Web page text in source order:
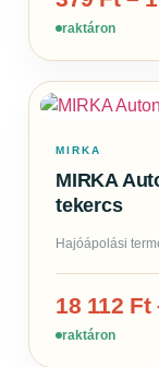
raktáron
MIRKA
MIRKA
tekercs
Hajóápolási
18 112 Ft
raktáron